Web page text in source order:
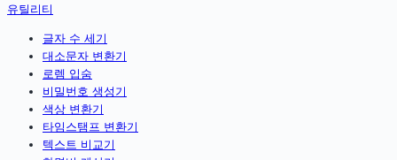
유틸리티
글자 수 세기
대소문자 변환기
로렘 입숨
비밀번호 생성기
색상 변환기
타임스탬프 변환기
텍스트 비교기